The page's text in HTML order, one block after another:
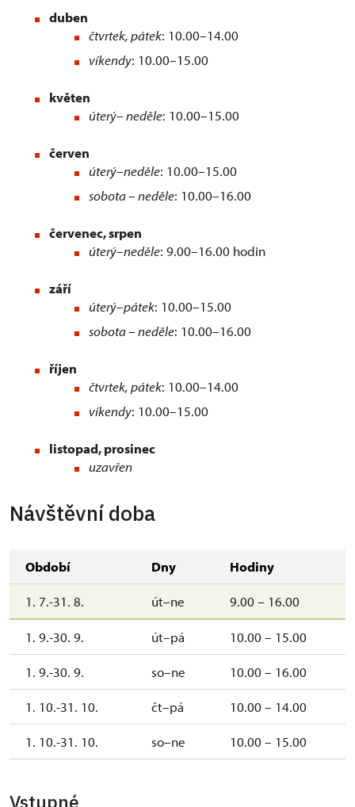
duben
čtvrtek, pátek: 10.00–14.00
víkendy: 10.00–15.00
květen
úterý– neděle: 10.00–15.00
červen
úterý–neděle: 10.00–15.00
sobota – neděle: 10.00–16.00
červenec, srpen
úterý–neděle: 9.00–16.00 hodin
září
úterý–pátek: 10.00–15.00
sobota – neděle: 10.00–16.00
říjen
čtvrtek, pátek: 10.00–14.00
víkendy: 10.00–15.00
listopad, prosinec
uzavřen
Návštěvní doba
Období Dny Hodiny
1. 7.-31. 8. út–ne 9.00 – 16.00
1. 9.-30. 9. út–pá 10.00 – 15.00
1. 9.-30. 9. so–ne 10.00 – 16.00
1. 10.-31. 10. čt–pá 10.00 – 14.00
1. 10.-31. 10. so–ne 10.00 – 15.00
Vstupné